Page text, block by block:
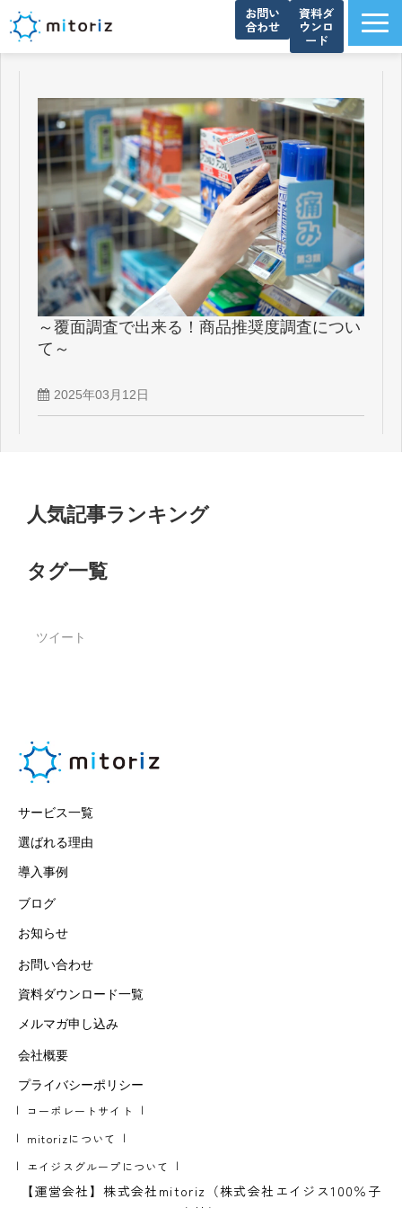
お問い
合わせ
資料ダ
ウンロ
ード
選ばれる理由
導入事例
ブログ
お知らせ
よくあるご質問
資料ダウンロード一覧
会社概要
～覆面調査で出来る！商品推奨度調査につい
て～
2025年03月12日
人気記事ランキング
タグ一覧
ツイート
サービス一覧
選ばれる理由
導入事例
ブログ
お知らせ
お問い合わせ
資料ダウンロード一覧
メルマガ申し込み
会社概要
プライバシーポリシー
コーポレートサイト
mitorizについて
エイジスグループについて
【運営会社】株式会社mitoriz（株式会社エイジス100％子